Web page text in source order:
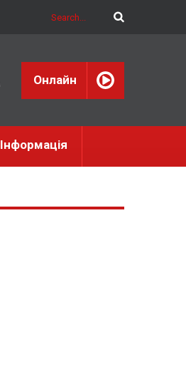
Онлайн
Інформація